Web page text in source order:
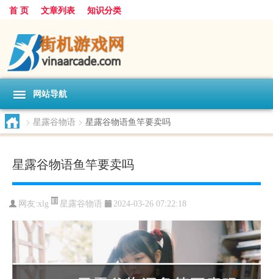
首 页 文章列表 知识分类
网站导航
> 星露谷物语 > 星露谷物语鱼竿要卖吗
星露谷物语鱼竿要卖吗
网友:xlg 星露谷物语 2024-03-26 07:22:18